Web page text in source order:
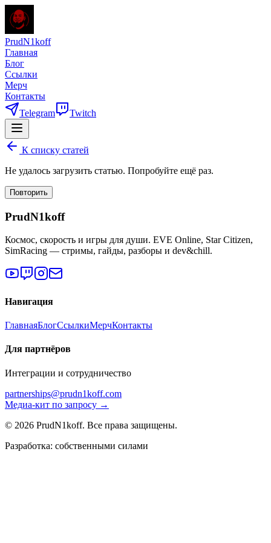
PrudN1koff
Главная
Блог
Ссылки
Мерч
Контакты
Telegram
Twitch
К списку статей
Не удалось загрузить статью. Попробуйте ещё раз.
Повторить
PrudN1koff
Космос, скорость и игры для души. EVE Online, Star Citizen,
SimRacing — стримы, гайды, разборы и dev&chill.
Навигация
ГлавнаяБлогСсылкиМерчКонтакты
Для партнёров
Интеграции и сотрудничество
partnerships@prudn1koff.com
Медиа-кит по запросу →
© 2026 PrudN1koff. Все права защищены.
Разработка: собственными силами